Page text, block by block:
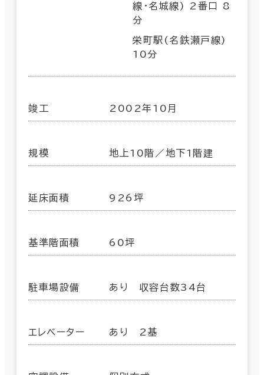
線･名城線) 2番口 8
分
栄町駅(名鉄瀬戸線)
10分
竣工 2002年10月
規模 地上10階／地下1階建
延床面積 926坪
基準階面積 60坪
駐車場設備 あり 収容台数34台
エレベーター あり 2基